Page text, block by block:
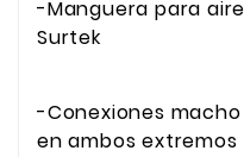
-Manguera para
Surtek
-Conexiones macho
en ambos extremos